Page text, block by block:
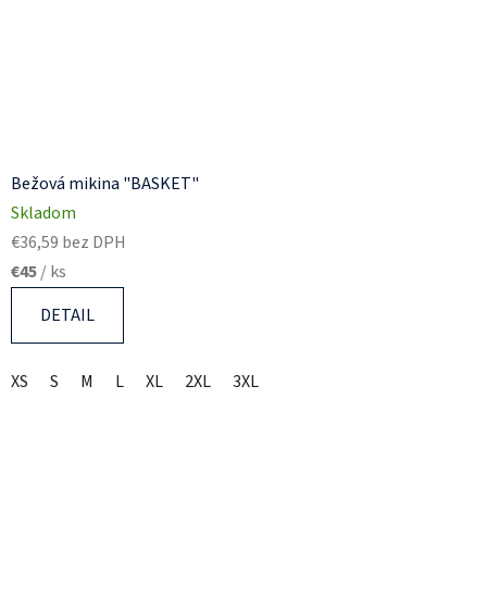
Bežová mikina "BASKET"
Skladom
€36,59 bez DPH
€45/ ks
DETAIL
XS S M L XL 2XL 3XL